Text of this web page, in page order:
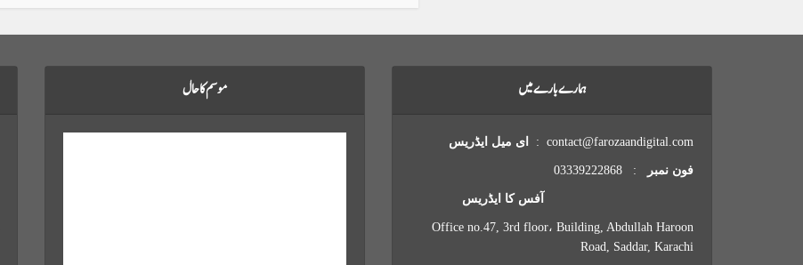
موسم کا حال ہمارے بارے میں
contact@farozaandigital.com : ای میل ایڈریس
فون نمبر : 03339222868
آفس کا ایڈریس
Office no.47, 3rd floor، Building, Abdullah Haroon
Road, Saddar, Karachi